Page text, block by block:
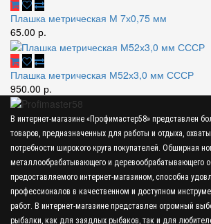
Плашка метрическая М 7х0,75 мм
65.00 р.
Плашка метрическая М52х3,0 мм СССР
950.00 р.
В интернет-магазине «Профимастер58» представлен
товаров, предназначенных для работы и отдыха,
потребности широкого круга покупателей. Обширная
металлообрабатывающего и деревообрабатывающего
предоставляемого интернет-магазином, способна
профессионалов в качественном и доступном
работ. В интернет-магазине представлен огромный
рыбалки, как для заядлых рыбаков, так и для